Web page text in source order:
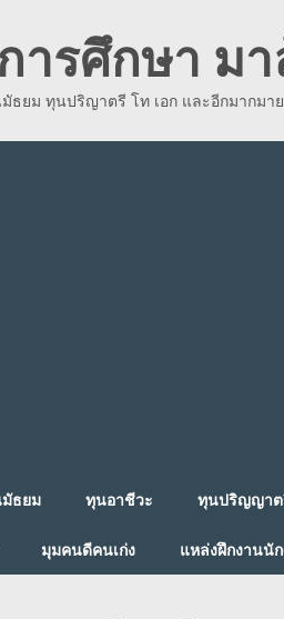
ารศึกษา ม
ธยม ทุนปริญาตรี โท เอก และอีกมากมาย
ธยม ทุนอาชีวะ ทุนปริญญา
มุมคนดีคนเก่ง แหล่งฝึกงานนั